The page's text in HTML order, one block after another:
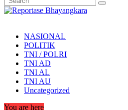
NASIONAL
POLITIK
TNI / POLRI
TNI AD
TNI AL
TNI AU
Uncategorized
You are here